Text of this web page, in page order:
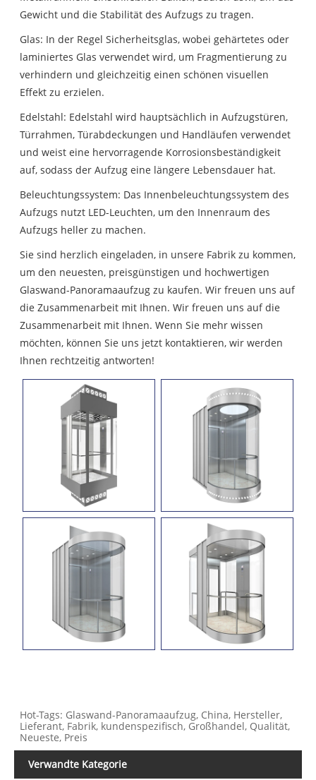
Gewicht und die Stabilität des Aufzugs zu tragen.
Glas: In der Regel Sicherheitsglas, wobei gehärtetes oder
laminiertes Glas verwendet wird, um Fragmentierung zu
verhindern und gleichzeitig einen schönen visuellen
Effekt zu erzielen.
Edelstahl: Edelstahl wird hauptsächlich in Aufzugstüren,
Türrahmen, Türabdeckungen und Handläufen verwendet
und weist eine hervorragende Korrosionsbeständigkeit
auf, sodass der Aufzug eine längere Lebensdauer hat.
Beleuchtungssystem: Das Innenbeleuchtungssystem des
Aufzugs nutzt LED-Leuchten, um den Innenraum des
Aufzugs heller zu machen.
Sie sind herzlich eingeladen, in unsere Fabrik zu kommen,
um den neuesten, preisgünstigen und hochwertigen
Glaswand-Panoramaaufzug zu kaufen. Wir freuen uns auf
die Zusammenarbeit mit Ihnen. Wir freuen uns auf die
Zusammenarbeit mit Ihnen. Wenn Sie mehr wissen
möchten, können Sie uns jetzt kontaktieren, wir werden
Ihnen rechtzeitig antworten!
Hot-Tags: Glaswand-Panoramaaufzug, China, Hersteller,
Lieferant, Fabrik, kundenspezifisch, Großhandel, Qualität,
Neueste, Preis
Verwandte Kategorie